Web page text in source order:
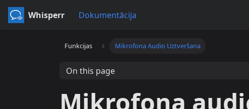
Whisperr Dokumentācija
Funkcijas Mikrofona Audio Uztveršana
On this page
Mikrofona